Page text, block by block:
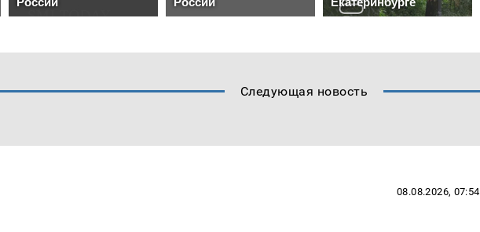
Следующая новость
08.08.2026, 07:54